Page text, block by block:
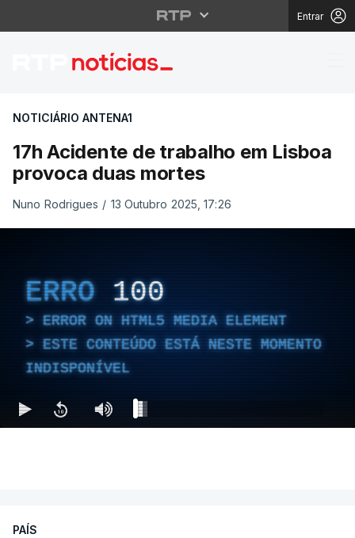
Entrar
17h Acidente de
NOTICIÁRIO ANTENA1
17h Acidente de trabalho em Lisboa
provoca duas mortes
Nuno Rodrigues / 13 Outubro 2025, 17:26
ERRO 100
ERROR ON HTML5 MEDIA ELEMENT
ESTE CONTEÚDO ESTÁ NESTE MOMENTO
INDISPONÍVEL
PAÍS